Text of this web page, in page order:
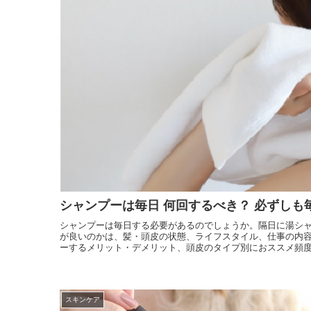
人気ランキング
お手入れ手順
商品動画を見る
モリンガヘアケア
モリンガ特集
オリジナル化粧水比較
季節のおススメ
ロングセラー
健康と美容アンケート
インスタグラムVoice
無添加 石鹸早見表
シャンプー早見表
化粧水早見表
シャンプーは毎日 何回するべき？ 必ずしも
シャンプーは毎日する必要があるのでしょうか。隔日に湯
が良いのかは、髪・頭皮の状態、ライフスタイル、仕事の内
ーするメリット・デメリット、頭皮のタイプ別におススメ頻
スキンケア